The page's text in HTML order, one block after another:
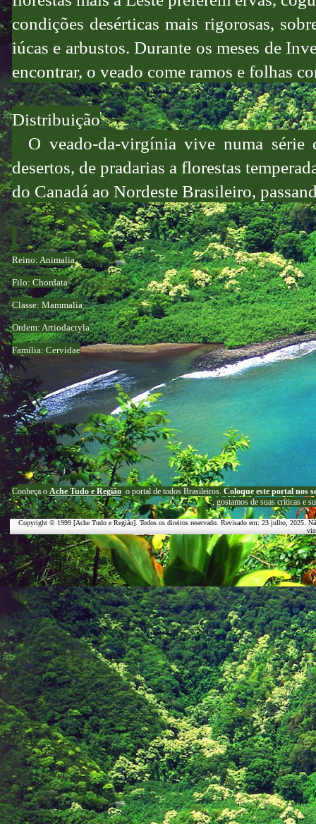
condições desérticas mais rigorosas,
iúcas e arbustos. Durante os meses de
encontrar, o veado come ramos e folhas
Distribuição
O veado-da-virgínia vive numa série
desertos, de pradarias a florestas
do Canadá ao Nordeste Brasileiro,
Reino: Animalia
Filo: Chordata
Classe: Mammalia
Ordem: Artiodactyla
Família: Cervidae
Conheça o Ache Tudo e Regiãoo portal de todos Brasileiros. Coloque este portal nos
, gostamos de suas críticas e
Copyright © 1999 [Ache Tudo e Região]. Todos os direitos reservado. Revisado em: 23 julho, 2025 .